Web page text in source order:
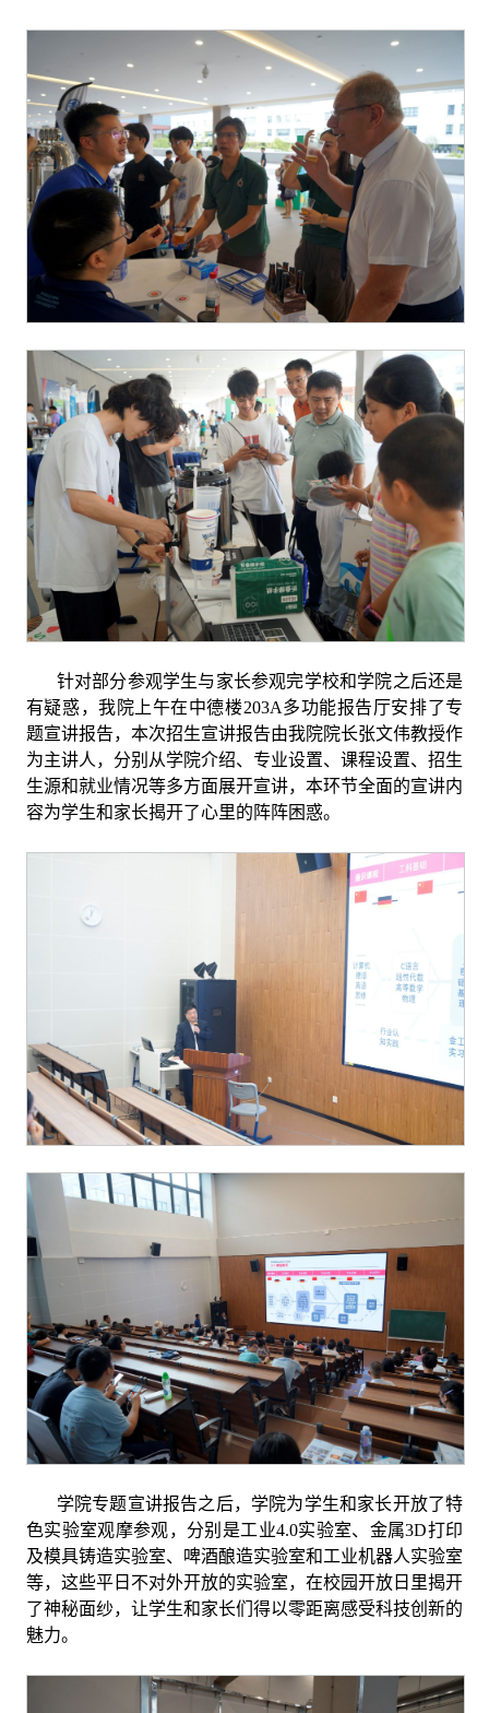
针对部分参观学生与家长参观完学校和学院之后还是
有疑惑，我院上午在中德楼203A多功能报告厅安排了专
题宣讲报告，本次招生宣讲报告由我院院长张文伟教授作
为主讲人，分别从学院介绍、专业设置、课程设置、招生
生源和就业情况等多方面展开宣讲，本环节全面的宣讲内
容为学生和家长揭开了心里的阵阵困惑。
学院专题宣讲报告之后，学院为学生和家长开放了特
色实验室观摩参观，分别是工业4.0实验室、金属3D打印
及模具铸造实验室、啤酒酿造实验室和工业机器人实验室
等，这些平日不对外开放的实验室，在校园开放日里揭开
了神秘面纱，让学生和家长们得以零距离感受科技创新的
魅力。